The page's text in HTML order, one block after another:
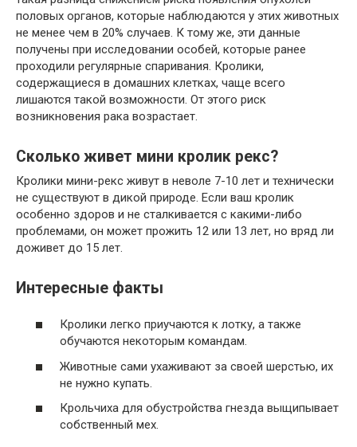
половых органов, которые наблюдаются у этих животных
не менее чем в 20% случаев. К тому же, эти данные
получены при исследовании особей, которые ранее
проходили регулярные спаривания. Кролики,
содержащиеся в домашних клетках, чаще всего
лишаются такой возможности. От этого риск
возникновения рака возрастает.
Сколько живет мини кролик рекс?
Кролики мини-рекс живут в неволе 7-10 лет и технически
не существуют в дикой природе. Если ваш кролик
особенно здоров и не сталкивается с какими-либо
проблемами, он может прожить 12 или 13 лет, но вряд ли
доживет до 15 лет.
Интересные факты
Кролики легко приучаются к лотку, а также
обучаются некоторым командам.
Животные сами ухаживают за своей шерстью, их
не нужно купать.
Крольчиха для обустройства гнезда выщипывает
собственный мех.